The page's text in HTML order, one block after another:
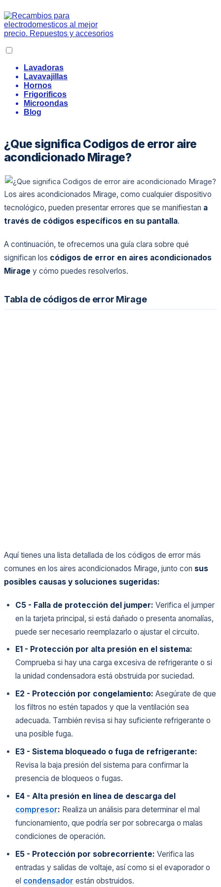
Lavadoras
Lavavajillas
Hornos
Frigorificos
Microondas
Blog
¿Que significa Codigos de error aire
acondicionado Mirage?
Los aires acondicionados Mirage, como cualquier dispositivo
tecnológico, pueden presentar errores que se manifiestan a
través de códigos específicos en su pantalla.
A continuación, te ofrecemos una guía clara sobre qué
significan los códigos de error en aires acondicionados
Mirage y cómo puedes resolverlos.
Tabla de códigos de error Mirage
Aquí tienes una lista detallada de los códigos de error más
comunes en los aires acondicionados Mirage, junto con sus
posibles causas y soluciones sugeridas:
C5 - Falla de protección del jumper: Verifica el jumper
en la tarjeta principal, si está dañado o presenta anomalías,
puede ser necesario reemplazarlo o ajustar el circuito.
E1 - Protección por alta presión en el sistema:
Comprueba si hay una carga excesiva de refrigerante o si
la unidad condensadora está obstruida por suciedad.
E2 - Protección por congelamiento: Asegúrate de que
los filtros no estén tapados y que la ventilación sea
adecuada. También revisa si hay suficiente refrigerante o
una posible fuga.
E3 - Sistema bloqueado o fuga de refrigerante:
Revisa la baja presión del sistema para confirmar la
presencia de bloqueos o fugas.
E4 - Alta presión en línea de descarga del
compresor: Realiza un análisis para determinar el mal
funcionamiento, que podría ser por sobrecarga o malas
condiciones de operación.
E5 - Protección por sobrecorriente: Verifica las
entradas y salidas de voltaje, así como si el evaporador o
el condensador están obstruidos.